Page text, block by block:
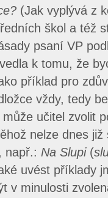
(Jak vyplývá z
škol a též
psaní VP
k tomu, že
příklad pro
vždy, tedy
učitel zvolit
nelze dnes
např.: Na Slupi (
uvést příklady
v minulosti